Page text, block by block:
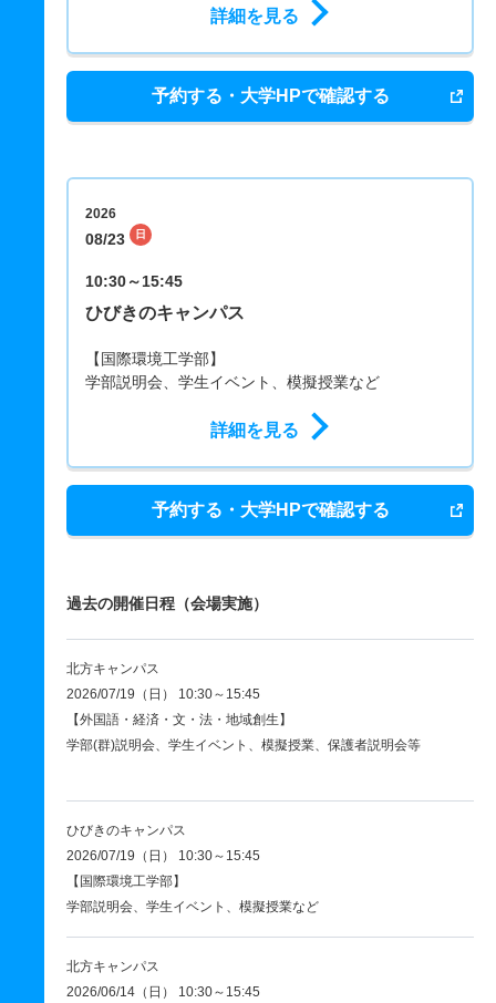
詳細を見る
予約する・大学HPで確認する
2026
08/23 日
10:30～15:45
ひびきのキャンパス
【国際環境工学部】
学部説明会、学生イベント、模擬授業など
詳細を見る
予約する・大学HPで確認する
過去の開催日程（会場実施）
北方キャンパス
2026/07/19（日） 10:30～15:45
【外国語・経済・文・法・地域創生】
学部(群)説明会、学生イベント、模擬授業、保護者説明会等
ひびきのキャンパス
2026/07/19（日） 10:30～15:45
【国際環境工学部】
学部説明会、学生イベント、模擬授業など
北方キャンパス
2026/06/14（日） 10:30～15:45